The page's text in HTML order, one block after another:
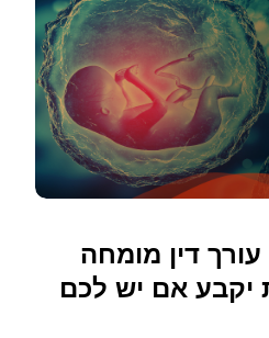
עורך דין מומחה
יקבע אם יש לכם